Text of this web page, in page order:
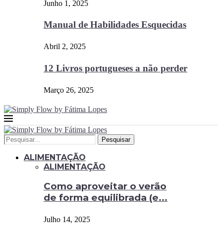
Junho 1, 2025
Manual de Habilidades Esquecidas
Abril 2, 2025
12 Livros portugueses a não perder
Março 26, 2025
Pesquisar
ALIMENTAÇÃO
ALIMENTAÇÃO
Como aproveitar o verão
de forma equilibrada (e...
Julho 14, 2025